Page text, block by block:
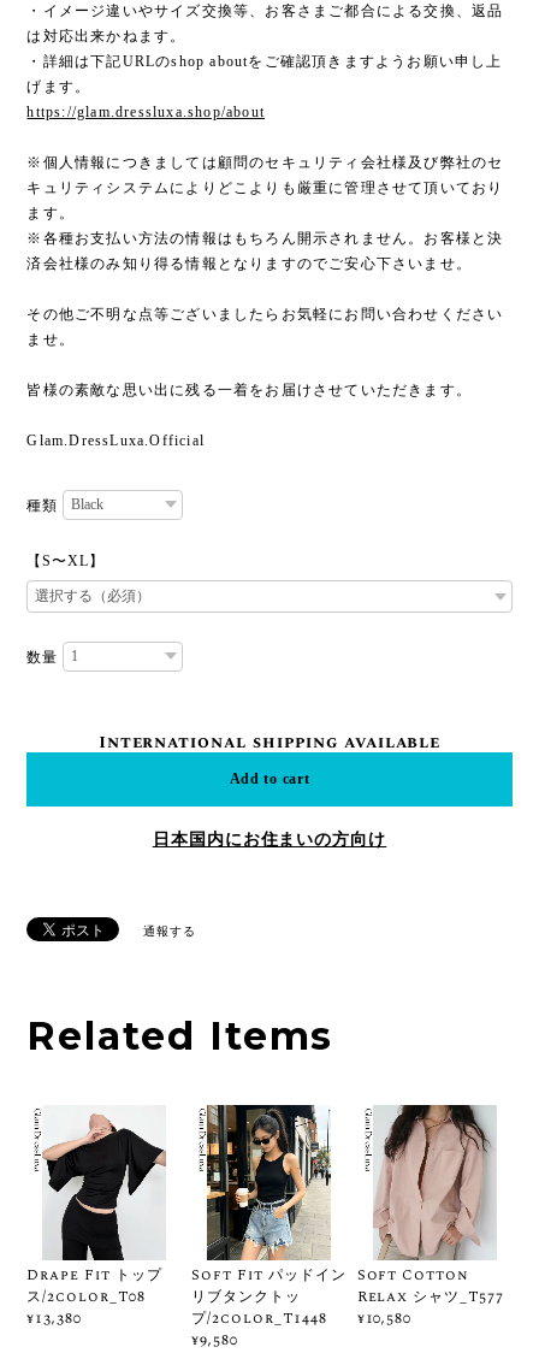
・イメージ違いやサイズ交換等、お客さまご都合による交換、返品
は対応出来かねます。
・詳細は下記URLのshop aboutをご確認頂きますようお願い申し上
げます。
https://glam.dressluxa.shop/about
※個人情報につきましては顧問のセキュリティ会社様及び弊社のセ
キュリティシステムによりどこよりも厳重に管理させて頂いており
ます。
※各種お支払い方法の情報はもちろん開示されません。お客様と決
済会社様のみ知り得る情報となりますのでご安心下さいませ。
その他ご不明な点等ございましたらお気軽にお問い合わせください
ませ。
皆様の素敵な思い出に残る一着をお届けさせていただきます。
Glam.DressLuxa.Official
種類
【S〜XL】
数量
International shipping available
Add to cart
日本国内にお住まいの方向け
通報する
Related Items
Drape Fit トップ
ス/2color_T08
¥13,380
Soft Fit パッドイン
リブタンクトッ
プ/2color_T1448
¥9,580
Soft Cotton
Relax シャツ_T577
¥10,580